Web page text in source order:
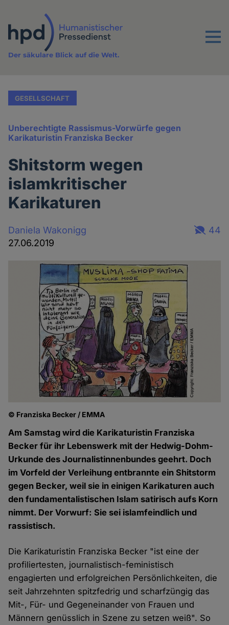
Inhalt
Menu
Der säkulare Blick auf die Welt.
GESELLSCHAFT
Unberechtigte Rassismus-Vorwürfe gegen
Karikaturistin Franziska Becker
Shitstorm wegen
islamkritischer
Karikaturen
Daniela Wakonigg
27.06.2019
44
© Franziska Becker / EMMA
Am Samstag wird die Karikaturistin Franziska
Becker für ihr Lebenswerk mit der Hedwig-Dohm-
Urkunde des Journalistinnenbundes geehrt. Doch
im Vorfeld der Verleihung entbrannte ein Shitstorm
gegen Becker, weil sie in einigen Karikaturen auch
den fundamentalistischen Islam satirisch aufs Korn
nimmt. Der Vorwurf: Sie sei islamfeindlich und
rassistisch.
Die Karikaturistin Franziska Becker "ist eine der
profiliertesten, journalistisch-feministisch
engagierten und erfolgreichen Persönlichkeiten, die
seit Jahrzehnten spitzfedrig und scharfzüngig das
Mit-, Für- und Gegeneinander von Frauen und
Männern genüsslich in Szene zu setzen weiß". So